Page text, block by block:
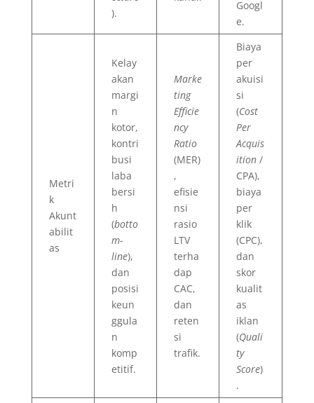
).
Googl
e.
Metri
k
Akunt
abilit
as
Kelay
akan
margi
n
kotor,
kontri
busi
laba
bersi
h
(botto
m-
line),
dan
posisi
keun
ggula
n
komp
etitif.
Marke
ting
Efficie
ncy
Ratio
(MER)
,
efisie
nsi
rasio
LTV
terha
dap
CAC,
dan
reten
si
trafik.
Biaya
per
akuisi
si
(Cost
Per
Acquis
ition/
CPA),
biaya
per
klik
(CPC),
dan
skor
kualit
as
iklan
(Quali
ty
Score)
.